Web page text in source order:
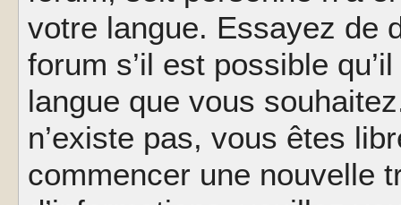
votre langue. Essayez de
forum s’il est possible
langue que vous
n’existe pas, vous êtes
commencer une nouvelle